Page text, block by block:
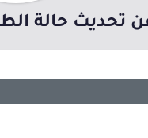
تحديث حالة